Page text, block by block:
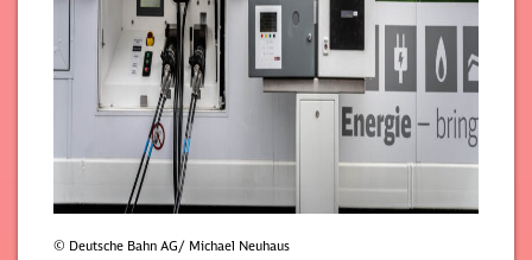
© Deutsche Bahn AG/ Michael Neuhaus